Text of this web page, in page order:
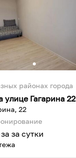
районах города
Гагарина 22
22
за сутки